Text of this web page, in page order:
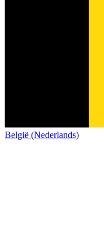
België (Nederlands)